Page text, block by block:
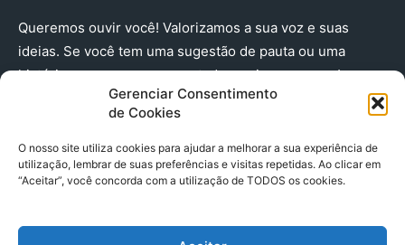
Gerenciar Consentimento
de Cookies
O nosso site utiliza cookies para ajudar a melhorar a sua experiência de
utilização, lembrar de suas preferências e visitas repetidas. Ao clicar em
“Aceitar”, você concorda com a utilização de TODOS os cookies.
Queremos ouvir você! Valorizamos a sua voz e suas
ideias. Se você tem uma sugestão de pauta ou uma
história que merece ser contada, envie-nos agora!
(91) 98224 - 3111